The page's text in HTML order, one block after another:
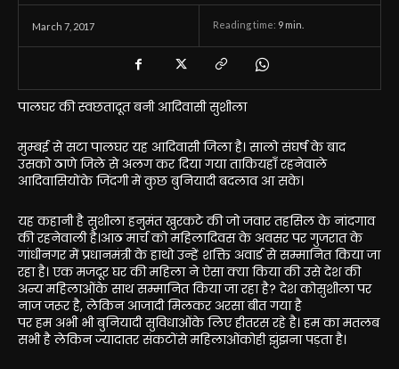
March 7, 2017 Reading time: 9 min.
पालघर की स्वछतादूत बनी आदिवासी सुशीला
मुम्बई से सटा पालघर यह आदिवासी जिला है। सालो संघर्ष के बाद
उसको ठाणे जिले से अलग कर दिया गया ताकियहाँ रहनेवाले
आदिवासियोंके जिंदगी में कुछ बुनियादी बदलाव आ सके।
यह कहानी है सुशीला हनुमंत खुरकटे की जो जवार तहसिल के नांदगाव
की रहनेवाली है।आठ मार्च को महिलादिवस के अवसर पर गुजरात के
गांधीनगर में प्रधानमंत्री के हाथो उन्हें शक्ति अवार्ड से सम्मानित किया जा
रहा है। एक मजदूर घर की महिला ने ऐसा क्या किया की उसे देश की
अन्य महिलाओंके साथ सम्मानित किया जा रहा है? देश कोसुशीला पर
नाज जरूर है, लेकिन आजादी मिलकर अरसा बीत गया है
पर हम अभी भी बुनियादी सुविधाओंके लिए हीतरस रहे है। हम का मतलब
सभी है लेकिन ज्यादातर संकटोंसे महिलाओंकोही झुंझना पड़ता है।